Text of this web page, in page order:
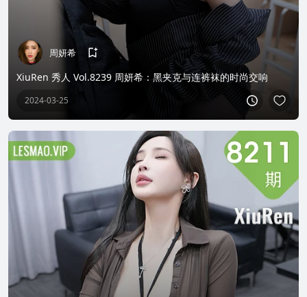
周妍希
XiuRen 秀人 Vol.8239 周妍希：黑夹克与连裤袜的时尚交响
2024-03-25